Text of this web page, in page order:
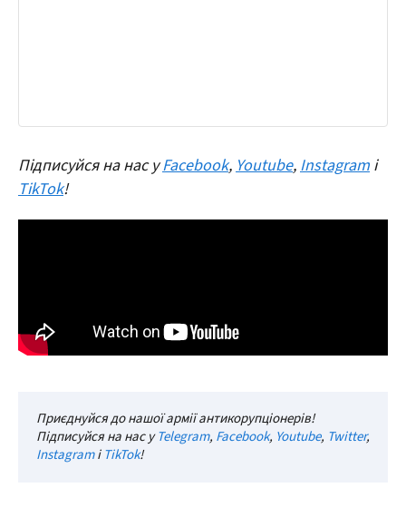
Підписуйся на нас уFacebook,Youtube,Instagram і
TikTok!
Приєднуйся до нашої армії антикорупціонерів!
Підписуйся на нас уTelegram, Facebook, Youtube, Twitter,
InstagramіTikTok!